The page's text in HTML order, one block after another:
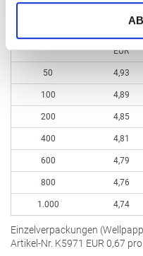
50
100
200
400
600
800
1.000
ohne
EUR
4,93
4,89
4,85
4,81
4,79
4,76
4,74
Einzelverpackungen
Artikel-Nr. K5971 EUR 0,67